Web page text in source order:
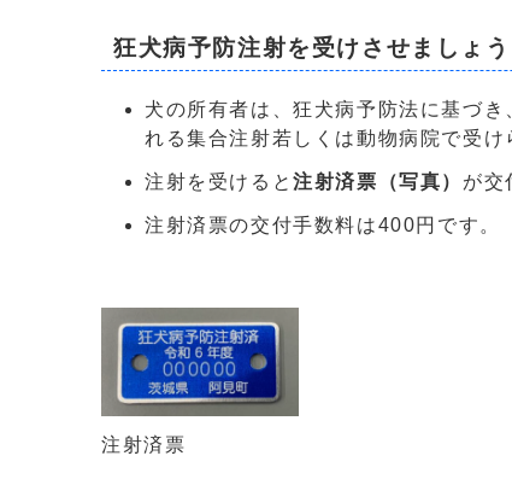
狂犬病予防注射を受けさせましょう
犬の所有者は、狂犬病予防法に基づ
れる集合注射若しくは動物病院で受け
注射を受けると注射済票（写真） が交
注射済票の交付手数料は400円です。
注射済票